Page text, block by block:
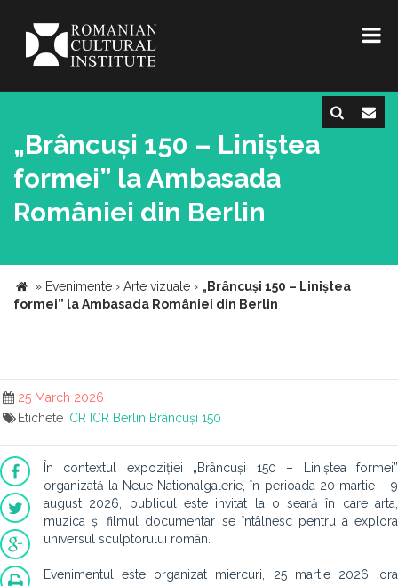
„Brâncuși 150 – Liniștea
formei” la Ambasada
României din Berlin
» Evenimente › Arte vizuale › „Brâncuși 150 – Liniștea
formei” la Ambasada României din Berlin
25 March 2026
Etichete ICR ICR Berlin Brâncuși 150
În contextul expoziției „Brâncuși 150 – Liniștea formei”
organizată la Neue Nationalgalerie, în perioada 20 martie – 9
august 2026, publicul este invitat la o seară în care arta,
muzica și filmul documentar se întâlnesc pentru a explora
universul sculptorului român.
Evenimentul este organizat miercuri, 25 martie 2026, ora